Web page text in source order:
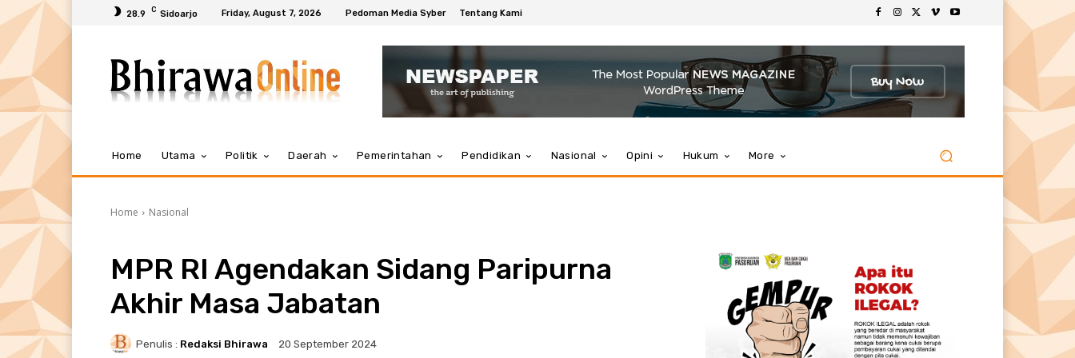
28.9 C Sidoarjo Friday, August 7, 2026 Pedoman Media Syber Tentang Kami
Home Utama Politik Daerah Pemerintahan Pendidikan Nasional Opini Hukum More
Home Nasional
MPR RI Agendakan Sidang Paripurna
Akhir Masa Jabatan
Penulis : Redaksi Bhirawa 20 September 2024